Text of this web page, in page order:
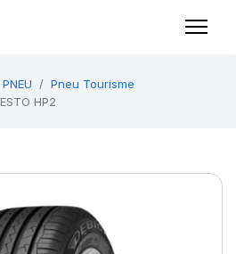
PNEU
Pneu Tourisme
HP2